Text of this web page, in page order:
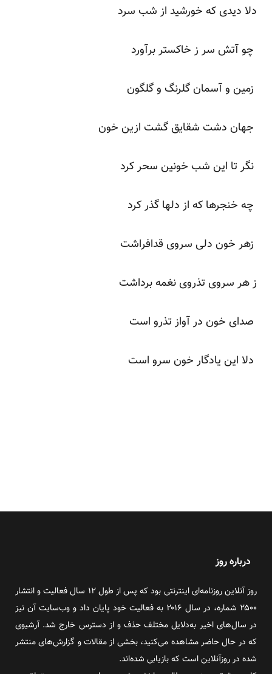
دلا دیدی که خورشید از شب سرد
چو آتش سر ز خاکستر برآورد
زمین و آسمان گلرنگ و گلگون
جهان دشت شقایق گشت ازین خون
نگر تا این شب خونین سحر کرد
چه خنجرها که از دلها گذر کرد
زهر خون دلی سروی قدافراشت
ز هر سروی تذروی نغمه برداشت
صدای خون در آواز تذرو است
دلا این یادگار خون سرو است
درباره روز
روز آنلاین روزنامه‌ای اینترنتی بود که پس از طول ۱۲ سال فعالیت و انتشار
۲۵۰۰ شماره، در سال ۲۰۱۶ به فعالیت خود پایان داد و وب‌سایت آن نیز
در سال‌های اخیر به‌دلایل مختلف حذف و از دسترس خارج شد. آرشیوی
که در حال حاضر مشاهده می‌کنید، بخشی از مقالات و گزارش‌های منتشر
شده در روزآنلاین است که بازیابی شده‌اند.